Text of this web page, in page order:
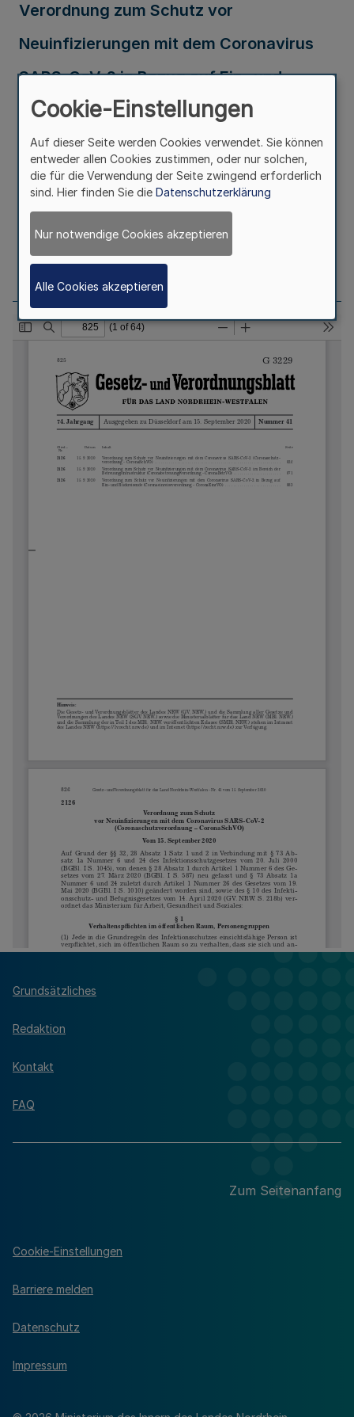
Verordnung zum Schutz vor
Neuinfizierungen mit dem Coronavirus
SARS-CoV-2 in Bezug auf Ein- und
Rückreisende
(Coronaeinreiseverordnung –
CoronaEinrVO)
Seite 883
Grundsätzliches
Redaktion
Kontakt
FAQ
Zum Seitenanfang
Cookie-Einstellungen
Barriere melden
Datenschutz
Impressum
Cookie-Einstellungen
Auf dieser Seite werden Cookies verwendet. Sie können
entweder allen Cookies zustimmen, oder nur solchen,
die für die Verwendung der Seite zwingend erforderlich
sind. Hier finden Sie die Datenschutzerklärung
Nur notwendige Cookies akzeptieren
Alle Cookies akzeptieren